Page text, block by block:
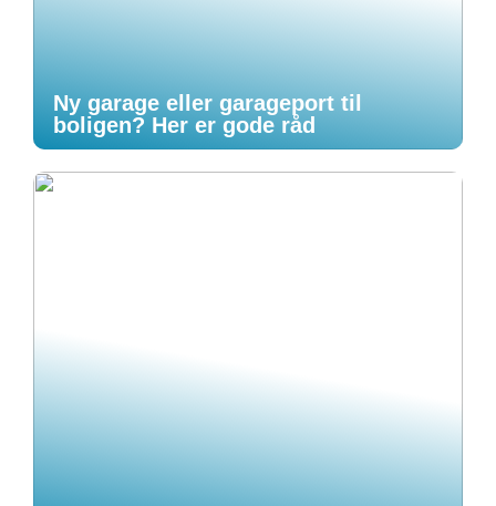
Ny garage eller garageport til
boligen? Her er gode råd